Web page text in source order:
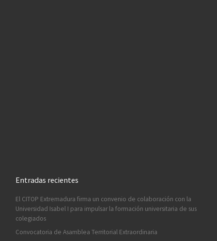
Entradas recientes
El CITOP Extremadura firma un convenio de colaboración con la
Universidad Isabel I para impulsar la formación universitaria de sus
colegiados
Convocatoria de Asamblea Territorial Extraordinaria